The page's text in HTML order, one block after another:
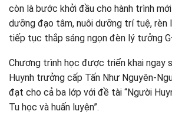
còn là bước khởi đầu cho hành trình
dưỡng đạo tâm, nuôi dưỡng trí tuệ, rèn
tiếp tục thắp sáng ngọn đèn lý tưởng
Chương trình học được triển khai ngay
Huynh trưởng cấp Tấn Như Nguyên-
đạt cho cả ba lớp với đề tài “Người
Tu học và huấn luyện”.